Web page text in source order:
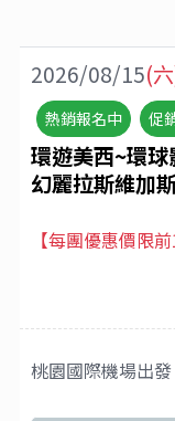
2026/08/15(
熱銷報名中 促
環遊美西~環
幻麗拉斯維加
【每團優惠價限
桃園國際機場出發